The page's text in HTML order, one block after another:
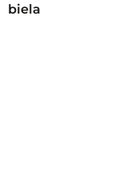
biela